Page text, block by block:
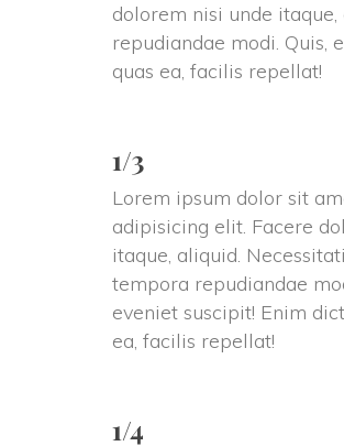
dolorem nisi unde
repudiandae modi. Quis,
quas ea, facilis repellat!
1/3
Lorem ipsum dolor sit
adipisicing elit. Facere
itaque, aliquid.
tempora repudiandae
eveniet suscipit! Enim
ea, facilis repellat!
1/4